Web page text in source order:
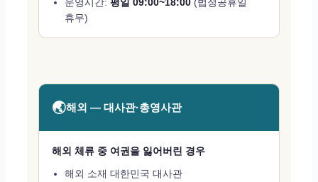
운영시간: 평일 09:00~18:00 (법정공휴일
휴무)
🌏해외 — 대사관·총영사관
해외 체류 중 여권을 잃어버린 경우
해외 소재 대한민국 대사관